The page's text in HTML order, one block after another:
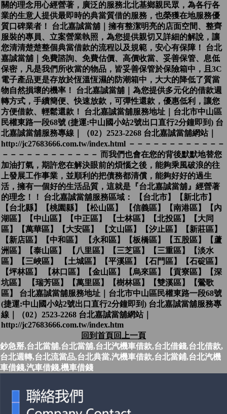
關的理念用心經營著，廣泛的服務北北基鄉親民眾，為各行各
業的生意人提供最即時的典當質借的服務，也榮獲在地服務優
質口碑業者！ 台北嘉誠當舖｜擁有整潔明亮的店面空間、整齊
服裝的專員、立案營業執照，為您提供親切又詳細的解說，讓
您清清楚楚整個典當借款的流程以及規範，安心有保障！ 台北
嘉誠當舖｜免費諮詢、免費估價、高價收當、妥善保管、息低
保密，凡是我們所收當的物品，皆妥善保管於保險箱中，且3C
電子產品更是存放於恆溫恆濕的防潮箱中，大大的降低了質當
物自然損壞的機率！ 台北嘉誠當舖｜為您提供多元化的借款週
轉方式，手續簡便、快速放款，可彈性還款，優惠低利，讓您
方便借款、輕鬆還款！ 台北嘉誠當舖服務地址｜台北市中山區
民權東路一段68號 (捷運:中山國小站2號出口直行2分鐘即到) 台
北嘉誠當舖服務專線｜（02）2523-2268 台北嘉誠當舖網站｜
http://jc27683666.com.tw/index.html －－－－－－－－－－－－
－－－－－－－－－－－－ 而我們也會在您的背後默默地替您
加油打氣，期許您在解決眼前的煩惱之後，能夠乘風破浪的往
上發展工作事業，並順利的把債務都清償，能夠好好的過生
活，擁有一個好的生活品質，這就是『台北嘉誠當舖』經營著
的理念！！ 台北嘉誠當舖服務區域： 【台北市】【新北市】
【台北縣】【桃園縣】【松山區】 【信義區】【南港區】【內
湖區】【中山區】【中正區】 【士林區】【北投區】【大同
區】【萬華區】【大安區】 【文山區】【汐止區】【新莊區】
【新店區】【中和區】 【永和區】【板橋區】【五股區】【蘆
洲區】【泰山區】 【八里區】【三芝區】【三重區】【淡水
區】【三峽區】 【土城區】【平溪區】【石門區】【石碇區】
【坪林區】 【林口區】【金山區】【烏來區】【貢寮區】【深
坑區】 【瑞芳區】【萬里區】【樹林區】【雙溪區】【鶯歌
區】 台北嘉誠當舖服務地址｜台北市中山區民權東路一段68號
(捷運:中山國小站2號出口直行2分鐘即到) 台北嘉誠當舖服務專
線｜（02）2523-2268 台北嘉誠當舖網站｜
http://jc27683666.com.tw/index.htm
回到首頁回上一頁
鈔急掰,台北當舖,台北當舖,台北汽機車借款,台北借錢,台北借款,
台北週轉,台北流當品,台北典當,汽機車借款,台北當鋪,台北汽機
車借錢,汽車借錢,機車借錢